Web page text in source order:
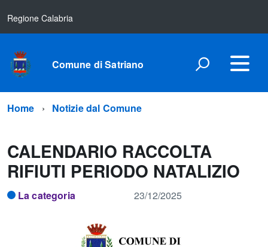
Regione Calabria
Comune di Satriano
Home Notizie dal Comune
CALENDARIO RACCOLTA
RIFIUTI PERIODO NATALIZIO
La categoria 23/12/2025